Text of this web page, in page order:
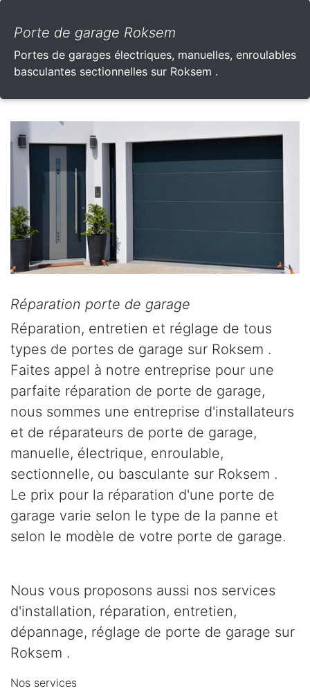
Porte de garage Roksem
Portes de garages électriques, manuelles, enroulables
basculantes sectionnelles sur Roksem .
Réparation porte de garage
Réparation, entretien et réglage de tous
types de portes de garage sur Roksem .
Faites appel à notre entreprise pour une
parfaite réparation de porte de garage,
nous sommes une entreprise d'installateurs
et de réparateurs de porte de garage,
manuelle, électrique, enroulable,
sectionnelle, ou basculante sur Roksem .
Le prix pour la réparation d'une porte de
garage varie selon le type de la panne et
selon le modèle de votre porte de garage.
Nous vous proposons aussi nos services
d'installation, réparation, entretien,
dépannage, réglage de porte de garage sur
Roksem .
Nos services